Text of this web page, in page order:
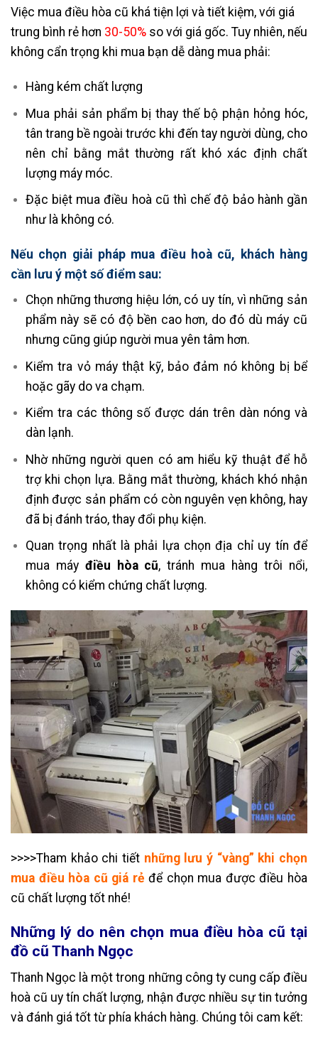
Việc mua điều hòa cũ khá tiện lợi và tiết kiệm, với giá
trung bình rẻ hơn 30-50% so với giá gốc. Tuy nhiên, nếu
không cẩn trọng khi mua bạn dễ dàng mua phải:
Hàng kém chất lượng
Mua phải sản phẩm bị thay thế bộ phận hỏng hóc,
tân trang bề ngoài trước khi đến tay người dùng, cho
nên chỉ bằng mắt thường rất khó xác định chất
lượng máy móc.
Đặc biệt mua điều hoà cũ thì chế độ bảo hành gần
như là không có.
Nếu chọn giải pháp mua điều hoà cũ, khách hàng
cần lưu ý một số điểm sau:
Chọn những thương hiệu lớn, có uy tín, vì những sản
phẩm này sẽ có độ bền cao hơn, do đó dù máy cũ
nhưng cũng giúp người mua yên tâm hơn.
Kiểm tra vỏ máy thật kỹ, bảo đảm nó không bị bể
hoặc gãy do va chạm.
Kiểm tra các thông số được dán trên dàn nóng và
dàn lạnh.
Nhờ những người quen có am hiểu kỹ thuật để hỗ
trợ khi chọn lựa. Bằng mắt thường, khách khó nhận
định được sản phẩm có còn nguyên vẹn không, hay
đã bị đánh tráo, thay đổi phụ kiện.
Quan trọng nhất là phải lựa chọn địa chỉ uy tín để
mua máyđiều hòa cũ, tránh mua hàng trôi nổi,
không có kiểm chứng chất lượng.
>>>>Tham khảo chi tiết những lưu ý “vàng” khi chọn
mua điều hòa cũ giá rẻ để chọn mua được điều hòa
cũ chất lượng tốt nhé!
Những lý do nên chọn mua điều hòa cũ tại
đồ cũ Thanh Ngọc
Thanh Ngọc là một trong những công ty cung cấp điều
hoà cũ uy tín chất lượng, nhận được nhiều sự tin tưởng
và đánh giá tốt từ phía khách hàng. Chúng tôi cam kết: